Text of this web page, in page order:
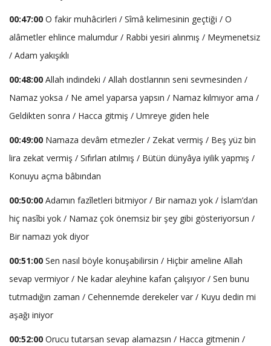
00:47:00 O fakir muhâcirleri / Sîmâ kelimesinin geçtiği / O
alâmetler ehlince malumdur / Rabbi yesiri alınmış / Meymenetsiz
/ Adam yakışıklı
00:48:00 Allah indindeki / Allah dostlarının seni sevmesinden /
Namaz yoksa / Ne amel yaparsa yapsın / Namaz kılmıyor ama /
Geldikten sonra / Hacca gitmiş / Umreye giden hele
00:49:00 Namaza devâm etmezler / Zekat vermiş / Beş yüz bin
lira zekat vermiş / Sıfırları atılmış / Bütün dünyâya iyilik yapmış /
Konuyu açma bâbından
00:50:00 Adamın fazîletleri bitmiyor / Bir namazı yok / İslam’dan
hiç nasîbi yok / Namaz çok önemsiz bir şey gibi gösteriyorsun /
Bir namazı yok diyor
00:51:00 Sen nasıl böyle konuşabilirsin / Hiçbir ameline Allah
sevap vermiyor / Ne kadar aleyhine kafan çalışıyor / Sen bunu
tutmadığın zaman / Cehennemde derekeler var / Kuyu dedin mi
aşağı iniyor
00:52:00 Orucu tutarsan sevap alamazsın / Hacca gitmenin /